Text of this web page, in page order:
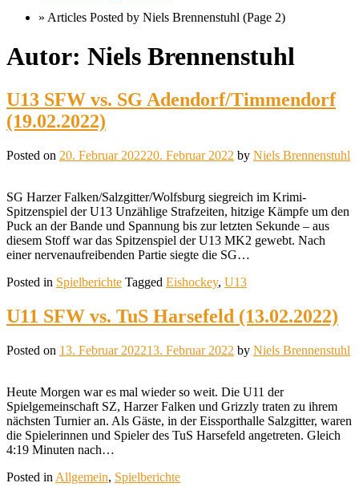
» Articles Posted by Niels Brennenstuhl (Page 2)
to
Autor: Niels Brennenstuhl
U13 SFW vs. SG Adendorf/Timmendorf
(19.02.2022)
Posted on 20. Februar 202220. Februar 2022 by Niels Brennenstuhl
SG Harzer Falken/Salzgitter/Wolfsburg siegreich im Krimi-
Spitzenspiel der U13 Unzählige Strafzeiten, hitzige Kämpfe um den
Puck an der Bande und Spannung bis zur letzten Sekunde – aus
diesem Stoff war das Spitzenspiel der U13 MK2 gewebt. Nach
einer nervenaufreibenden Partie siegte die SG…
Posted in Spielberichte Tagged Eishockey, U13
U11 SFW vs. TuS Harsefeld (13.02.2022)
Posted on 13. Februar 202213. Februar 2022 by Niels Brennenstuhl
Heute Morgen war es mal wieder so weit. Die U11 der
Spielgemeinschaft SZ, Harzer Falken und Grizzly traten zu ihrem
nächsten Turnier an. Als Gäste, in der Eissporthalle Salzgitter, waren
die Spielerinnen und Spieler des TuS Harsefeld angetreten. Gleich
4:19 Minuten nach…
Posted in Allgemein, Spielberichte